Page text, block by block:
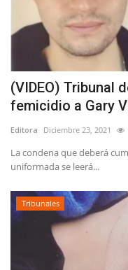
(VIDEO) Tribunal
femicidio a Gary
Editora Diciembre 23, 2021
La condena que deberá
uniformada se leerá...
Tribunales